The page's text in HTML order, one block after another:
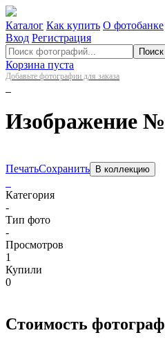
Каталог Как купить О фотобанке
Вход Регистрация
Поиск
Корзина пуста
Добавьте фотографии для заказа
Изображение
ПечатьСохранить В коллекцию
Категория
-
Тип фото
-
Просмотров
1
Купили
0
Стоимость